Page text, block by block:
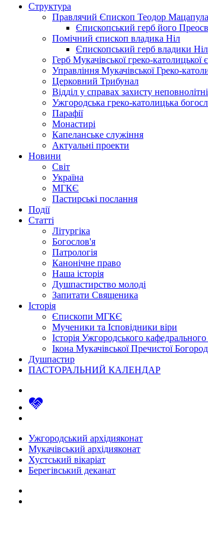
Структура
Правлячий Єпископ Теодор Мацапула
Єпископський герб його
Помічний єпископ владика Ніл
Єпископський герб владики
Герб Мукачівської греко-католицької
Управління Мукачівської Греко-
Церковний Трибунал
Відділ у справах захисту
Ужгородська греко-католицька
Парафії
Монастирі
Капеланське служіння
Актуальні проекти
Новини
Світ
Україна
МГКЄ
Пастирські послання
Події
Статті
Літургіка
Богослов'я
Патрологія
Канонічне право
Наша історія
Душпастирство молоді
Запитати Священика
Історія
Єпископи МГКЄ
Мученики та Ісповідники віри
Історія Ужгородського
Ікона Мукачівської Пречистої
Душпастир
ПАСТОРАЛЬНИЙ КАЛЕНДАР
Ужгородський архідияконат
Мукачівський архідияконат
Хустський вікаріат
Берегівський деканат